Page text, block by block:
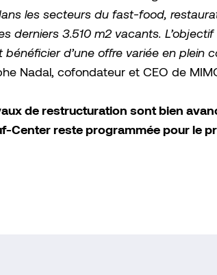
les secteurs du fast-food,
derniers 3.510 m2 vacants.
bénéficier d’une offre variée en plein
Nadal, cofondateur et CEO de
de restructuration sont bien
Center reste programmée pour le